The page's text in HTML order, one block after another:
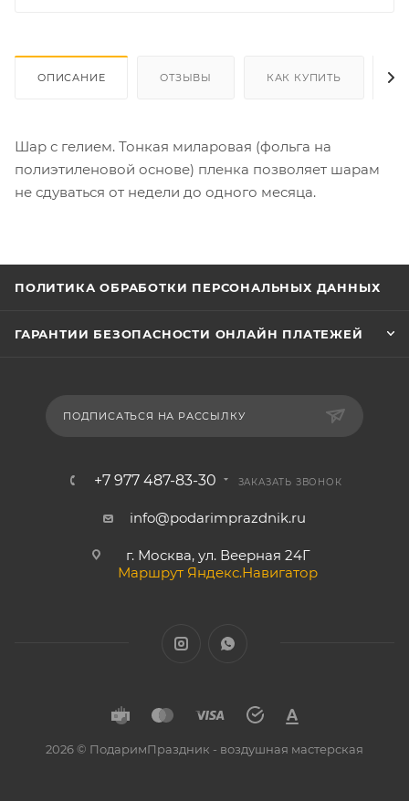
ОПИСАНИЕ ОТЗЫВЫ КАК КУПИТЬ
Шар с гелием. Тонкая миларовая (фольга на
полиэтиленовой основе) пленка позволяет шарам
не сдуваться от недели до одного месяца.
ПОЛИТИКА ОБРАБОТКИ ПЕРСОНАЛЬНЫХ ДАННЫХ
ГАРАНТИИ БЕЗОПАСНОСТИ ОНЛАЙН ПЛАТЕЖЕЙ
ПОДПИСАТЬСЯ НА РАССЫЛКУ
+7 977 487-83-30 ЗАКАЗАТЬ ЗВОНОК
info@podarimprazdnik.ru
г. Москва, ул. Веерная 24Г
Маршрут Яндекс.Навигатор
2026 © ПодаримПраздник - воздушная мастерская